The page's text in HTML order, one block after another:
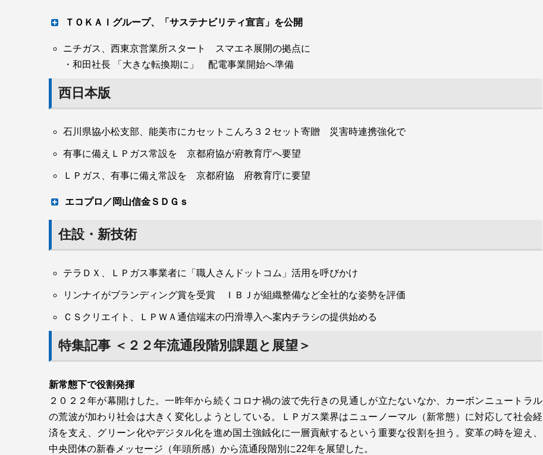
伊丹産業初出式 北嶋一郎社長
商品・サービス紹介
赤津欣弥社長 オープンしたショールーム
した。大型商業施設のショールーム開設は初めて。
アクアクララのサーバーとボトル、リンナイ、パロ
示。エネルギー相談コーナーを設け、ＬＰガス、都
門紙向け発表会を現地で行った。
ＴＯＫＡＩグループ、「サステナビリティ宣言」を公開
6つの重要課題解決へ
ＴＯＫＡＩホールディングス（本社・静岡市、鴇田勝彦社長）は12月22日、グループの「サステナビリティ宣
言」を公開した。従来から積極的に取り組んできたＳＤＧｓ（持続可能な開発目標）、ＥＳＧ（環境・社会・
ガバナンス）について、ＨＤ化10周年を契機に改めてこれまでを振り返るとともに、これからの持続可能な社
題）を定めたもの。
具体的には、基本方針のもとに、①脱炭素とクリーンエネルギー～２０５０年カーボンニュートラルの実現に
～「安心・安全」「便利・快適」な暮らしを！～④地域共存と社会貢献～地域に「喜び」と「生きがい」を！
を！～―の六つを重要課題に定めた。位置づけ的には、ＴＯＫＡＩ ＷＡＹの上位にサステナビリティ基本方
針、その上にマテリアリティ、さらに中期経営計画となる。
ニチガス、西東京営業所スタート スマエネ展開の拠点に
・和田社長 「大きな転換期に」 配電事業開始へ準備
西日本版
石川県協小松支部、能美市にカセットこんろ３２セット寄贈 災害時連携強化で
有事に備えＬＰガス常設を 京都府協が府教育庁へ要望
ＬＰガス、有事に備え常設を 京都府協 府教育庁に要望
エコプロ／岡山信金ＳＤＧｓ
エリスの小水力発電 相次ぎ受賞
２０２１エコプロアワード優秀賞を受賞する桑原順社長（左）
つばめガスグループで環境事業を手掛けるエリス
（本社・岡山市、桑原順社長）が開発した「低落差
ｅｃｏ』」が相次ぎ受賞し注目を集めている。Ｗａ
２１エコプロアワード」で優秀賞を受賞した。東
京・江東区の東京ビッグサイト特設ステージで表彰
式が行われ、桑原社長に賞状と記念品が贈られた。
４回目のエコプロアワードには33件の応募があり、
住設・新技術
テラＤＸ、ＬＰガス事業者に「職人さんドットコム」活用を呼びかけ
リンナイがブランディング賞を受賞 ＩＢＪが組織整備など全社的な姿勢を評価
ＣＳクリエイト、ＬＰＷＡ通信端末の円滑導入へ案内チラシの提供始める
特集記事 ＜２２年流通段階別課題と展望＞
新常態下で役割発揮
２０２２年が幕開けした。一昨年から続くコロナ禍の波で先行きの見通しが立たないなか、カーボンニュートラル
の荒波が加わり社会は大きく変化しようとしている。ＬＰガス業界はニューノーマル（新常態）に対応して社会経
済を支え、グリーン化やデジタル化を進め国土強銊化に一層貢献するという重要な役割を担う。変革の時を迎え、
中央団体の新春メッセージ（年頭所感）から流通段階別に22年を展望した。